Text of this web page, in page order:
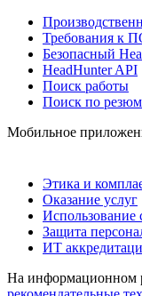
Требования к
Безопасный
HeadHunter API
Поиск работы
Поиск по
Мобильное
Этика и
Оказание услуг
Использование
Защита
ИТ
На информационном